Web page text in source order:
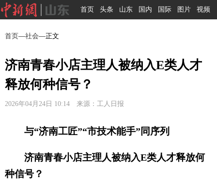
首页 头条 山东 国内 国际 图片 视频
首页—社会—正文
济南青春小店主理人被纳入E类人才
释放何种信号？
2026年04月24日 10:14 来源：工人日报
与“济南工匠”“市技术能手”同序列
济南青春小店主理人被纳入E类人才释放何
种信号？